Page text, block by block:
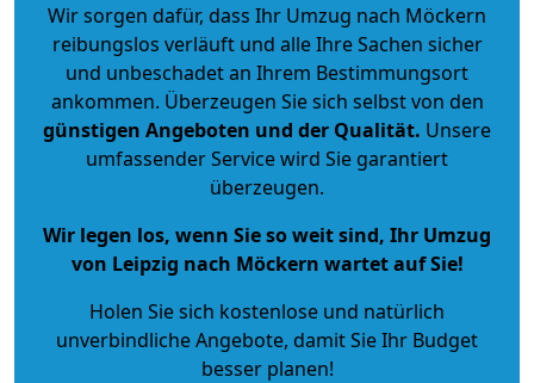
Wir sorgen dafür, dass Ihr Umzug nach Möckern
reibungslos verläuft und alle Ihre Sachen sicher
und unbeschadet an Ihrem Bestimmungsort
ankommen. Überzeugen Sie sich selbst von den
günstigen Angeboten und der Qualität. Unsere
umfassender Service wird Sie garantiert
überzeugen.
Wir legen los, wenn Sie so weit sind, Ihr Umzug
von Leipzig nach Möckern wartet auf Sie!
Holen Sie sich kostenlose und natürlich
unverbindliche Angebote, damit Sie Ihr Budget
besser planen!